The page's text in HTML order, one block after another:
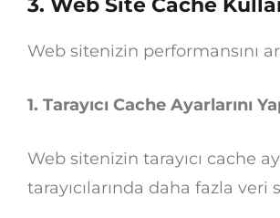
Web sitenizin performansını
1. Tarayıcı Cache Ayarlarını
Web sitenizin tarayıcı cache
tarayıcılarında daha fazla veri